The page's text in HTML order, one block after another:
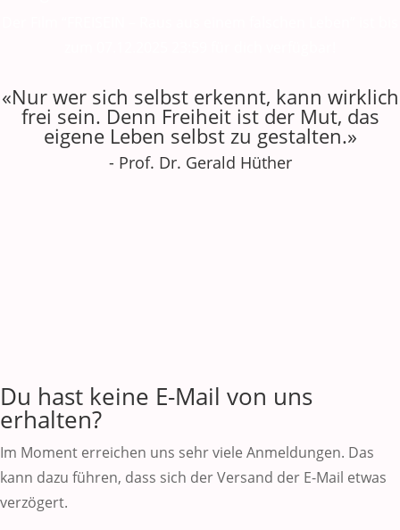
«Nur wer sich selbst erkennt, kann wirklich
frei sein. Denn Freiheit ist der Mut, das
eigene Leben selbst zu gestalten.»
- Prof. Dr. Gerald Hüther
Du hast keine E-Mail von uns
erhalten?
Im Moment erreichen uns sehr viele Anmeldungen. Das
kann dazu führen, dass sich der Versand der E-Mail etwas
verzögert.